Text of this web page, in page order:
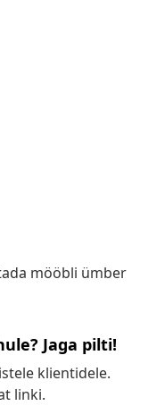
mööbli ümber
Jaga pilti!
klientidele.
linki.